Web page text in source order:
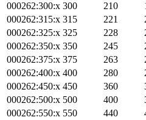
000262:300:x 300 210
000262:315:x 315 221
000262:325:x 325 228
000262:350:x 350 245
000262:375:x 375 263
000262:400:x 400 280
000262:450:x 450 360
000262:500:x 500 400
000262:550:x 550 440